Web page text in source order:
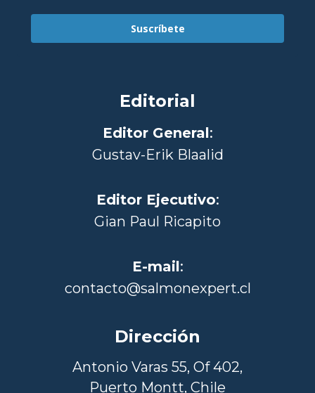
Suscríbete
Editorial
Editor General :
Gustav-Erik Blaalid
Editor Ejecutivo:
Gian Paul Ricapito
E-mail :
contacto@salmonexpert.cl
Dirección
Antonio Varas 55, Of 402,
Puerto Montt, Chile